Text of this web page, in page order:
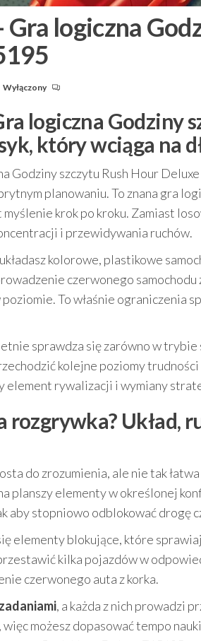
logiczna
Wyłączony
logiczna Godziny
który wciąga na
Godziny szczytu Rush Hour
planowaniu. To znana gra
krok po kroku. Zamiast
i przewidywania ruchów.
kolorowe, plastikowe
czerwonego samochodu
To właśnie ograniczenia
sprawdza się zarówno w
kolejne poziomy
element rywalizacji i wymiany
rozgrywka? Układ,
do zrozumienia, ale nie tak
planszy elementy w określonej
aby stopniowo odblokować drogę
elementy blokujące, które
kilka pojazdów w
czerwonego auta z korka.
, a każda z nich prowadzi
, więc możesz dopasować tempo